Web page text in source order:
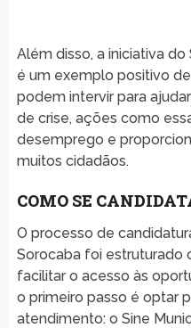
Além disso, a iniciativa
é um exemplo positivo
podem intervir para
de crise, ações como
desemprego e
muitos cidadãos.
COMO SE
O processo de
Sorocaba foi estruturado
facilitar o acesso às
o primeiro passo é optar
atendimento: o Sine